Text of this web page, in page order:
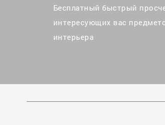
Бесплатный быстрый
интересующих вас
интерьера